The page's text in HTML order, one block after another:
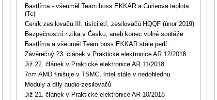
Bastlírna - všeuměl Team boss EKKAR a Curieova teplota
(Tc)
Ceník zesilovačů III. tisíciletí, zesilovačů HQQF (únor 2019)
Bezpečnostní rizika v Česku, aneb konec volné soutěže
Bastlírna a všeuměl Team boss EKKAR stále perlí ...
Závěrečný 23. článek v Praktické elektronice AR 12/2018
Již 22. článek v Praktické elektronice AR 11/2018
7nm AMD finišuje v TSMC, Intel stále v nedohlednu
Moduly a díly audio-zesilovačů
Již 21. článek v Praktické elektronice AR 10/2018